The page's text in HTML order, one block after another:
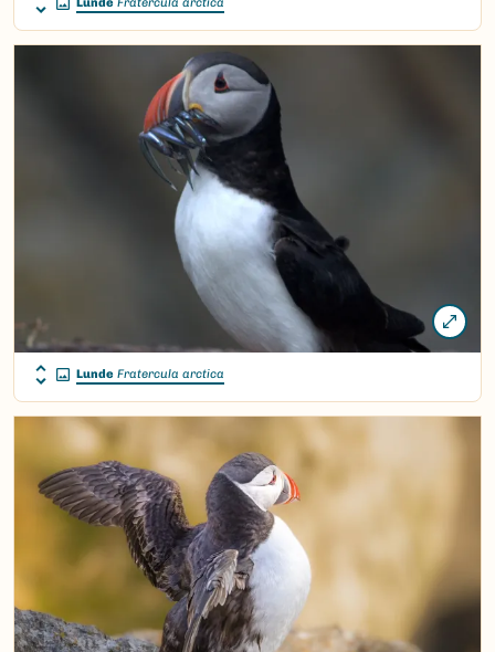
Lunde Fratercula arctica